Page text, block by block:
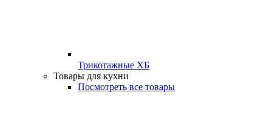
Трикотажные ХБ
Товары для кухни
Посмотреть все товары